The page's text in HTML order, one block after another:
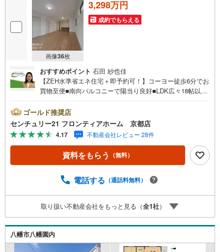
画像36枚
3,298万円
成約でもらえる
おすすめポイント 石田 紗也佳
【ZEH水準省エネ住宅＋即予約可！】コーヨー徒歩6分でお
買物至便■南向バルコニーで陽当り良好■LDK広々18帖以上
で収納充実ですね 特徴・駐車場2台可能で家族で複数台お
持ちの方も安心です・カウンターキッチンで家族との会話
も弾みますね・保育園徒歩5分でお子様の送迎も困りません
立地・八幡小学校まで徒歩約5分・男山中学校まで徒歩約9
分 弊社が選ばれる理由 1.お金の扱い方のプロ、ファイナン
シャルプランナーが資金計画をサポート！2.買い替えなど
繋がりがあるため、最も低金利になるように審査が可能！
社のリフォームプランナーがご提案！5.定期的にご連絡を
繋ぎ、有事の際に迅速にサポートいたします弊社は専門家
同士が連携をとっているため、より多くの知見がございま
す。お気軽にお問合せください！
ゴールド推奨店
センチュリー21 フロンティアホーム 京都店
4.17 不動産会社レビュー 28件
資料をもらう （無料）
電話する （通話料無料）
取り扱い不動産会社をもっと見る（全1社）
八幡市八幡園内